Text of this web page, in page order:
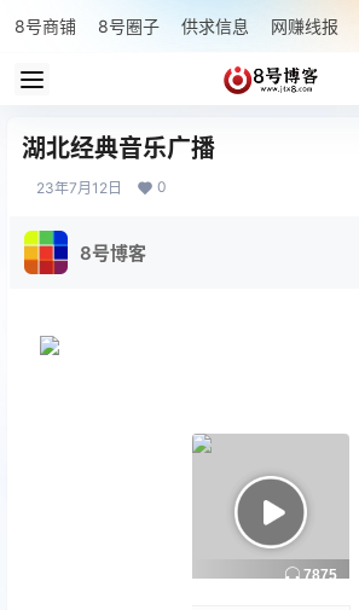
8号商铺 8号圈子 供求信息 网赚线报
湖北经典音乐广播
23年7月12日 0
8号博客